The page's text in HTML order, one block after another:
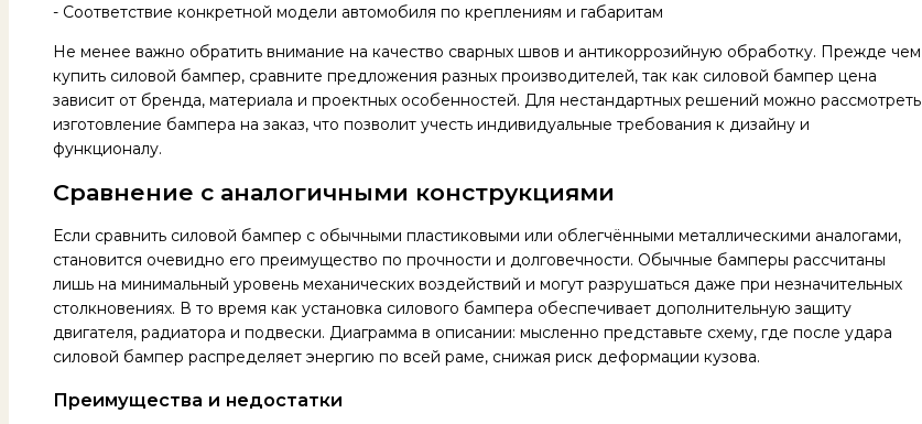
- Соответствие конкретной модели автомобиля по креплениям и габаритам
Не менее важно обратить внимание на качество сварных швов и антикоррозийную обработку. Прежде чем
купить силовой бампер, сравните предложения разных производителей, так как силовой бампер цена
зависит от бренда, материала и проектных особенностей. Для нестандартных решений можно рассмотреть
изготовление бампера на заказ, что позволит учесть индивидуальные требования к дизайну и
функционалу.
Сравнение с аналогичными конструкциями
Если сравнить силовой бампер с обычными пластиковыми или облегчёнными металлическими аналогами,
становится очевидно его преимущество по прочности и долговечности. Обычные бамперы рассчитаны
лишь на минимальный уровень механических воздействий и могут разрушаться даже при незначительных
столкновениях. В то время как установка силового бампера обеспечивает дополнительную защиту
двигателя, радиатора и подвески. Диаграмма в описании: мысленно представьте схему, где после удара
силовой бампер распределяет энергию по всей раме, снижая риск деформации кузова.
Преимущества и недостатки